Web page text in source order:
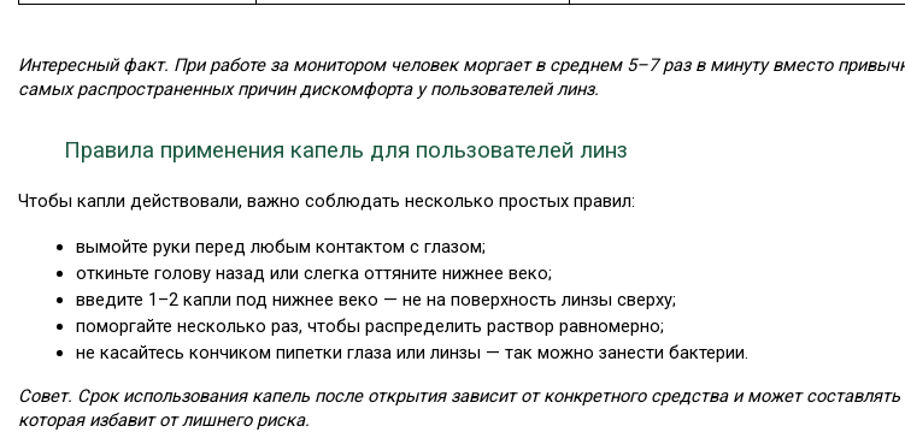
Интересный факт. При работе за монитором человек моргает в среднем 5–7 раз в минуту вместо
самых распространенных причин дискомфорта у пользователей линз.
Правила применения капель для пользователей линз
Чтобы капли действовали, важно соблюдать несколько простых правил:
вымойте руки перед любым контактом с глазом;
откиньте голову назад или слегка оттяните нижнее веко;
введите 1–2 капли под нижнее веко — не на поверхность линзы сверху;
поморгайте несколько раз, чтобы распределить раствор равномерно;
не касайтесь кончиком пипетки глаза или линзы — так можно занести бактерии.
Совет. Срок использования капель после открытия зависит от конкретного средства и может
которая избавит от лишнего риска.